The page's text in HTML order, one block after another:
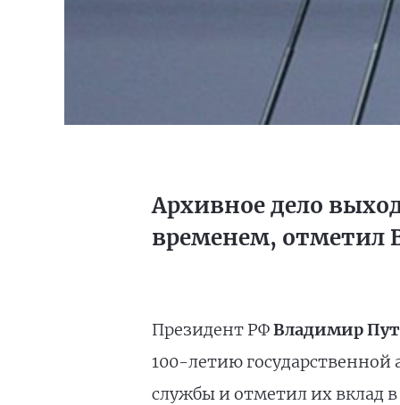
Архивное дело
временем, отметил
Президент РФВладимир
100-летию государственной
службы и отметил их вклад